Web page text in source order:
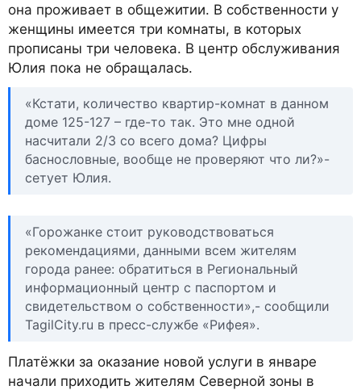
она проживает в общежитии. В собственности у
женщины имеется три комнаты, в которых
прописаны три человека. В центр обслуживания
Юлия пока не обращалась.
«Кстати, количество квартир-комнат в данном
доме 125-127 – где-то так. Это мне одной
насчитали 2/3 со всего дома? Цифры
баснословные, вообще не проверяют что ли?»-
сетует Юлия.
«Горожанке стоит руководствоваться
рекомендациями, данными всем жителям
города ранее: обратиться в Региональный
информационный центр с паспортом и
свидетельством о собственности»,- сообщили
TagilCity.ru в пресс-службе «Рифея».
Платёжки за оказание новой услуги в январе
начали приходить жителям Северной зоны в